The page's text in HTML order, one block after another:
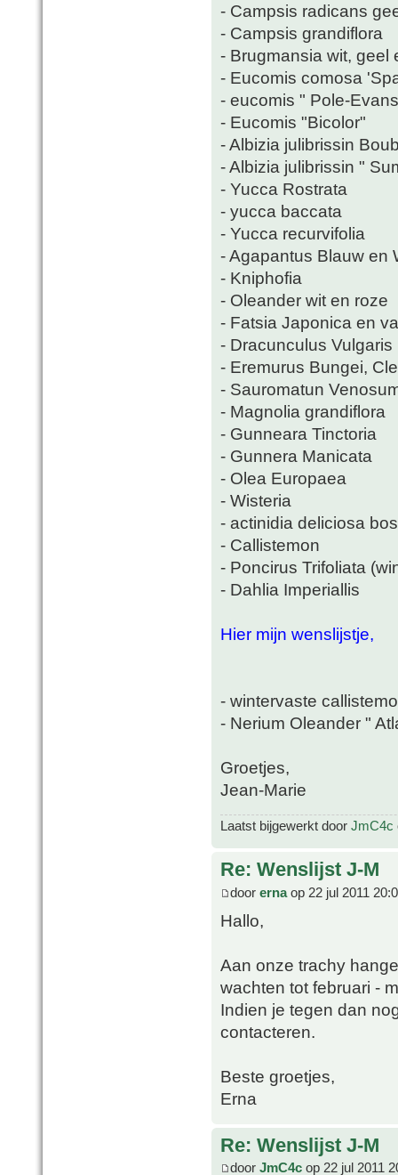
- Campsis radicans
- Campsis grandiflora
- Brugmansia wit, geel
- Eucomis comosa
- eucomis " Pole-
- Eucomis "Bicolor"
- Albizia julibrissin
- Albizia julibrissin "
- Yucca Rostrata
- yucca baccata
- Yucca recurvifolia
- Agapantus Blauw en
- Kniphofia
- Oleander wit en roze
- Fatsia Japonica en
- Dracunculus Vulgaris
- Eremurus Bungei,
- Sauromatun
- Magnolia grandiflora
- Gunneara Tinctoria
- Gunnera Manicata
- Olea Europaea
- Wisteria
- actinidia deliciosa
- Callistemon
- Poncirus Trifoliata
- Dahlia Imperiallis
Hier mijn wenslijstje,
- wintervaste
- Nerium Oleander "
Groetjes,
Jean-Marie
Laatst bijgewerkt door JmC4c
Re: Wenslijst J-M
door ernaop 22 jul 2011
Hallo,
Aan onze trachy
wachten tot februari -
Indien je tegen dan
contacteren.
Beste groetjes,
Erna
Re: Wenslijst J-M
door JmC4c op 22 jul 2011